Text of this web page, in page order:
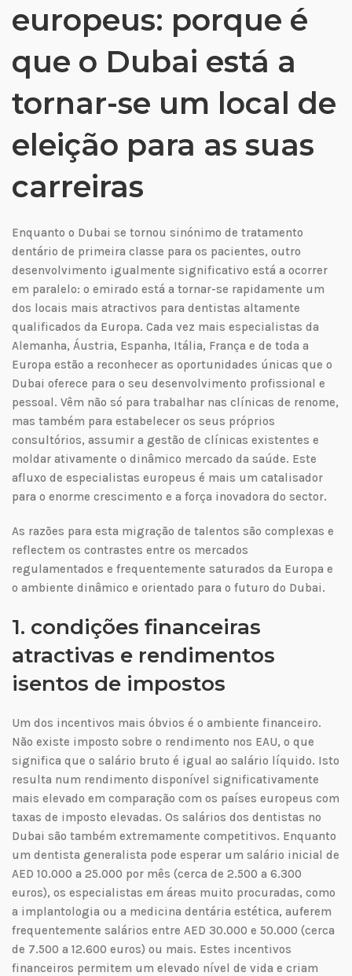
europeus: porque é
que o Dubai está a
tornar-se um local de
eleição para as suas
carreiras
Enquanto o Dubai se tornou sinónimo de tratamento
dentário de primeira classe para os pacientes, outro
desenvolvimento igualmente significativo está a ocorrer
em paralelo: o emirado está a tornar-se rapidamente um
dos locais mais atractivos para dentistas altamente
qualificados da Europa. Cada vez mais especialistas da
Alemanha, Áustria, Espanha, Itália, França e de toda a
Europa estão a reconhecer as oportunidades únicas que o
Dubai oferece para o seu desenvolvimento profissional e
pessoal. Vêm não só para trabalhar nas clínicas de renome,
mas também para estabelecer os seus próprios
consultórios, assumir a gestão de clínicas existentes e
moldar ativamente o dinâmico mercado da saúde. Este
afluxo de especialistas europeus é mais um catalisador
para o enorme crescimento e a força inovadora do sector.
As razões para esta migração de talentos são complexas e
reflectem os contrastes entre os mercados
regulamentados e frequentemente saturados da Europa e
o ambiente dinâmico e orientado para o futuro do Dubai.
1. condições financeiras
atractivas e rendimentos
isentos de impostos
Um dos incentivos mais óbvios é o ambiente financeiro.
Não existe imposto sobre o rendimento nos EAU, o que
significa que o salário bruto é igual ao salário líquido. Isto
resulta num rendimento disponível significativamente
mais elevado em comparação com os países europeus com
taxas de imposto elevadas. Os salários dos dentistas no
Dubai são também extremamente competitivos. Enquanto
um dentista generalista pode esperar um salário inicial de
AED 10.000 a 25.000 por mês (cerca de 2.500 a 6.300
euros), os especialistas em áreas muito procuradas, como
a implantologia ou a medicina dentária estética, auferem
frequentemente salários entre AED 30.000 e 50.000 (cerca
de 7.500 a 12.600 euros) ou mais. Estes incentivos
financeiros permitem um elevado nível de vida e criam